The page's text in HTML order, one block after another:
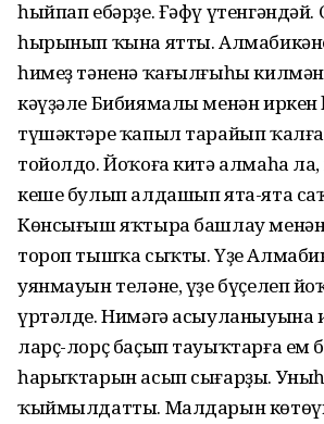
һыйпап ебәрҙе. Ғәфү үтенгәндәй.
һырынып ҡына ятты.
һимеҙ тәненә ҡағылғыһы
кәүҙәле Бибиямалы менән иркен
түшәктәре ҡапыл тарайып
тойолдо. Йоҡоға китә алмаһа
кеше булып алдашып ята-ята
Көнсығыш яҡтыра башлау
тороп тышҡа сыҡты. Үҙе
уянмауын теләне, үҙе бүҫелеп
үртәлде. Нимәгә асыуланыуына
ларҫ-лорҫ баҫып тауыҡтарға ем
һарыҡтарын асып сығарҙы.
ҡыймылдатты. Малдарын